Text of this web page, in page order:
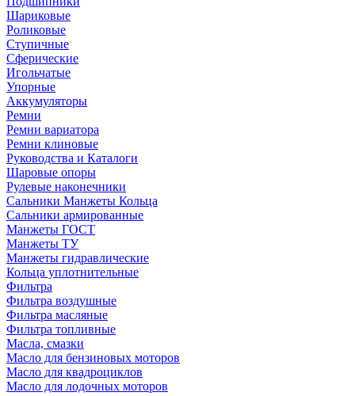
Шариковые
Роликовые
Ступичные
Сферические
Игольчатые
Упорные
Аккумуляторы
Ремни
Ремни вариатора
Ремни клиновые
Руководства и Каталоги
Шаровые опоры
Рулевые наконечники
Сальники Манжеты Кольца
Сальники армированные
Манжеты ГОСТ
Манжеты ТУ
Манжеты гидравлические
Кольца уплотнительные
Фильтра
Фильтра воздушные
Фильтра масляные
Фильтра топливные
Масла, смазки
Масло для бензиновых моторов
Масло для квадроциклов
Масло для лодочных моторов